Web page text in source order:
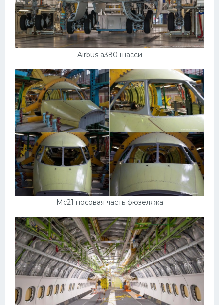
Airbus a380 шасси
Мс21 носовая часть фюзеляжа